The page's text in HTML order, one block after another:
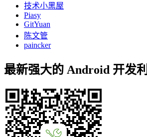
技术小黑屋
Piasy
GitYuan
陈文管
paincker
最新强大的 Android 开发